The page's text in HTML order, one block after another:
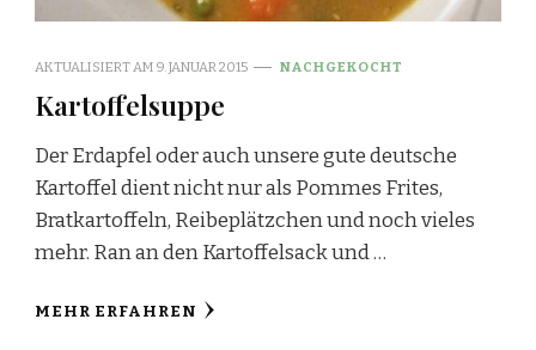
AKTUALISIERT AM 9. JANUAR 2015 NACHGEKOCHT
Kartoffelsuppe
Der Erdapfel oder auch unsere gute deutsche
Kartoffel dient nicht nur als Pommes Frites,
Bratkartoffeln, Reibeplätzchen und noch vieles
mehr. Ran an den Kartoffelsack und …
MEHR ERFAHREN